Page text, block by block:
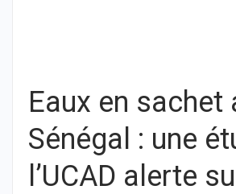
Eaux en sachet
Sénégal : une
l’UCAD alerte